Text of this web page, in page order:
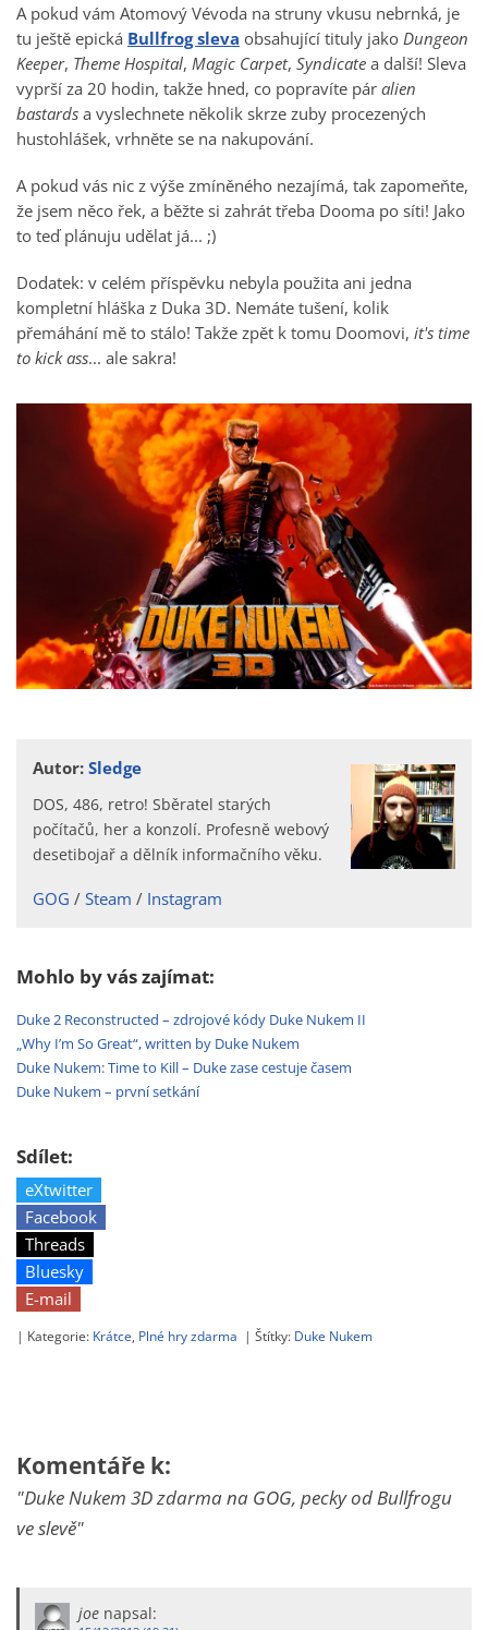
A pokud vám Atomový Vévoda na struny vkusu nebrnká, je
tu ještě epická Bullfrog sleva obsahující tituly jakoDungeon
Keeper, Theme Hospital, Magic Carpet, Syndicatea další! Sleva
vyprší za 20 hodin, takže hned, co popravíte páralien
bastardsa vyslechnete několik skrze zuby procezených
hustohlášek, vrhněte se na nakupování.
A pokud vás nic z výše zmíněného nezajímá, tak zapomeňte,
že jsem něco řek, a běžte si zahrát třeba Dooma po síti! Jako
to teď plánuju udělat já... ;)
Dodatek: v celém příspěvku nebyla použita ani jedna
kompletní hláška z Duka 3D. Nemáte tušení, kolik
přemáhání mě to stálo! Takže zpět k tomu Doomovi, it's time
to kick ass... ale sakra!
Autor:Sledge
DOS, 486, retro! Sběratel starých
počítačů, her a konzolí. Profesně webový
desetibojař a dělník informačního věku.
GOG Steam Instagram
Mohlo by vás zajímat:
Duke 2 Reconstructed – zdrojové kódy Duke Nukem II
„Why I’m So Great“, written by Duke Nukem
Duke Nukem: Time to Kill – Duke zase cestuje časem
Duke Nukem – první setkání
Sdílet:
eXtwitter
Facebook
Threads
Bluesky
E-mail
| Kategorie: Krátce, Plné hry zdarma | Štítky: Duke Nukem
Komentáře k:
"Duke Nukem 3D zdarma na GOG, pecky od Bullfrogu
ve slevě"
joe napsal: